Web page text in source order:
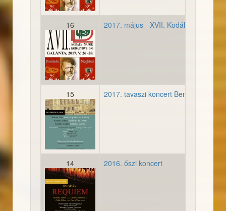
16
2017052728-
2017. május - XVII. Kodály Napok,
15
20170512-plakat.jpg
2017. tavaszi koncert Benedek
14
2016_12_09-plakat.jpg
2016. őszi koncert